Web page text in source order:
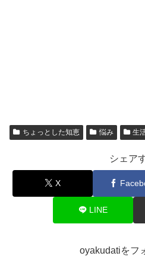
ちょっとした知恵 悩み 生
シェア
X
LINE
oyakudatiをフ